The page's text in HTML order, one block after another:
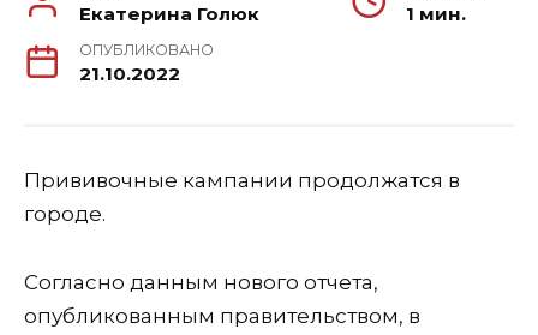
Екатерина Голюк 1 мин.
ОПУБЛИКОВАНО
21.10.2022
Прививочные кампании продолжатся в
городе.
Согласно данным нового отчета,
опубликованным правительством, в